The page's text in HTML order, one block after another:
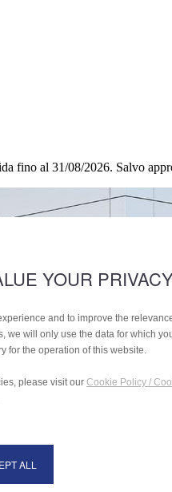
fino al 31/08/2026. Salvo
YOUR
and to improve the
we will only use the data for which
for the operation of this website.
please visit our Cookie Policy /
ALL